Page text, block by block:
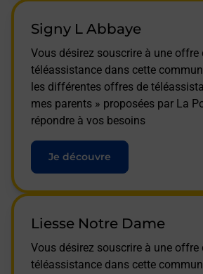
Signy L Abbaye
Vous désirez souscrire à une offre
téléassistance dans cette
les différentes offres de
mes parents » proposées par La
répondre à vos besoins
Je découvre
Liesse Notre Dame
Vous désirez souscrire à une offre
téléassistance dans cette